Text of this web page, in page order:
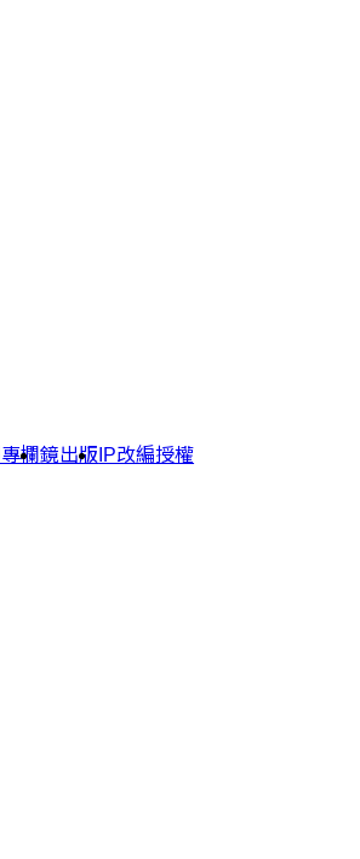
欄鏡出版 IP改編授權